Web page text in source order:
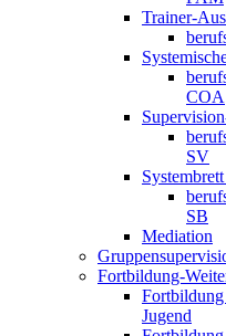
Trainer-
COA
SV
SB
Mediation
Fortbildung-
Jugend